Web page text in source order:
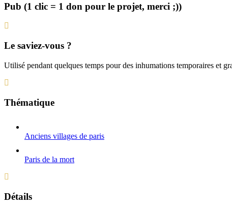
Pub (1 clic = 1 don pour le projet, merci ;))
Le saviez-vous ?
Utilisé pendant quelques temps pour des inhumations temporaires et
Thématique
Anciens villages de paris
Paris de la mort
Détails